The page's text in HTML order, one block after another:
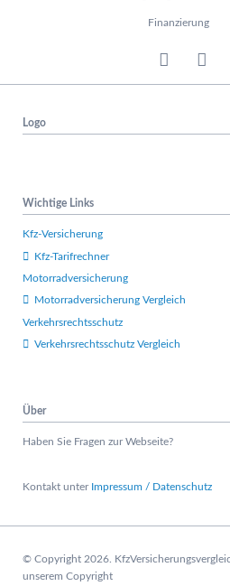
r
s
r
i
n
n
Finanzierung
Logo
Wichtige Links
Kfz-Versicherung
Kfz-Tarifrechner
Motorradversicherung
Motorradversicherung Vergleich
Verkehrsrechtsschutz
Verkehrsrechtsschutz Vergleich
Über
Haben Sie Fragen zur Webseite?
Kontakt unter Impressum / Datenschutz
© Copyright 2026.
unserem Copyright